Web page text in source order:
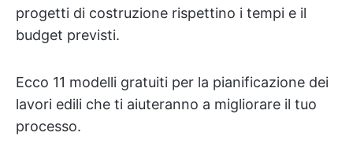
progetti di costruzione rispettino i tempi e il
budget previsti.
Ecco 11 modelli gratuiti per la pianificazione dei
lavori edili che ti aiuteranno a migliorare il tuo
processo.